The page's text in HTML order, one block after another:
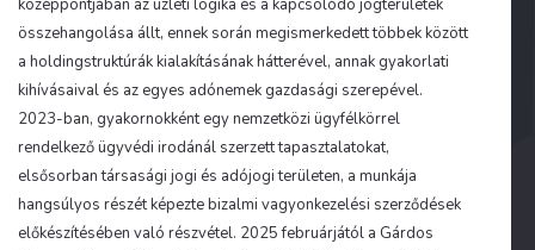
középpontjában az üzleti logika és a kapcsolódó jogterületek
összehangolása állt, ennek során megismerkedett többek között
a holdingstruktúrák kialakításának hátterével, annak gyakorlati
kihívásaival és az egyes adónemek gazdasági szerepével.
2023-ban, gyakornokként egy nemzetközi ügyfélkörrel
rendelkező ügyvédi irodánál szerzett tapasztalatokat,
elsősorban társasági jogi és adójogi területen, a munkája
hangsúlyos részét képezte bizalmi vagyonkezelési szerződések
előkészítésében való részvétel. 2025 februárjától a Gárdos